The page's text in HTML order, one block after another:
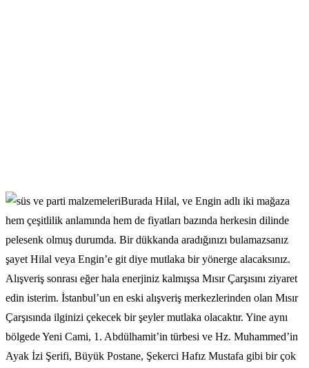
Burada Hilal, ve Engin adlı iki mağaza
hem çeşitlilik anlamında hem de fiyatları bazında herkesin dilinde
pelesenk olmuş durumda. Bir dükkanda aradığınızı bulamazsanız
şayet Hilal veya Engin’e git diye mutlaka bir yönerge alacaksınız.
Alışveriş sonrası eğer hala enerjiniz kalmışsa Mısır Çarşısını ziyaret
edin isterim. İstanbul’un en eski alışveriş merkezlerinden olan Mısır
Çarşısında ilginizi çekecek bir şeyler mutlaka olacaktır. Yine aynı
bölgede Yeni Cami, 1. Abdülhamit’in türbesi ve Hz. Muhammed’in
Ayak İzi Şerifi, Büyük Postane, Şekerci Hafız Mustafa gibi bir çok